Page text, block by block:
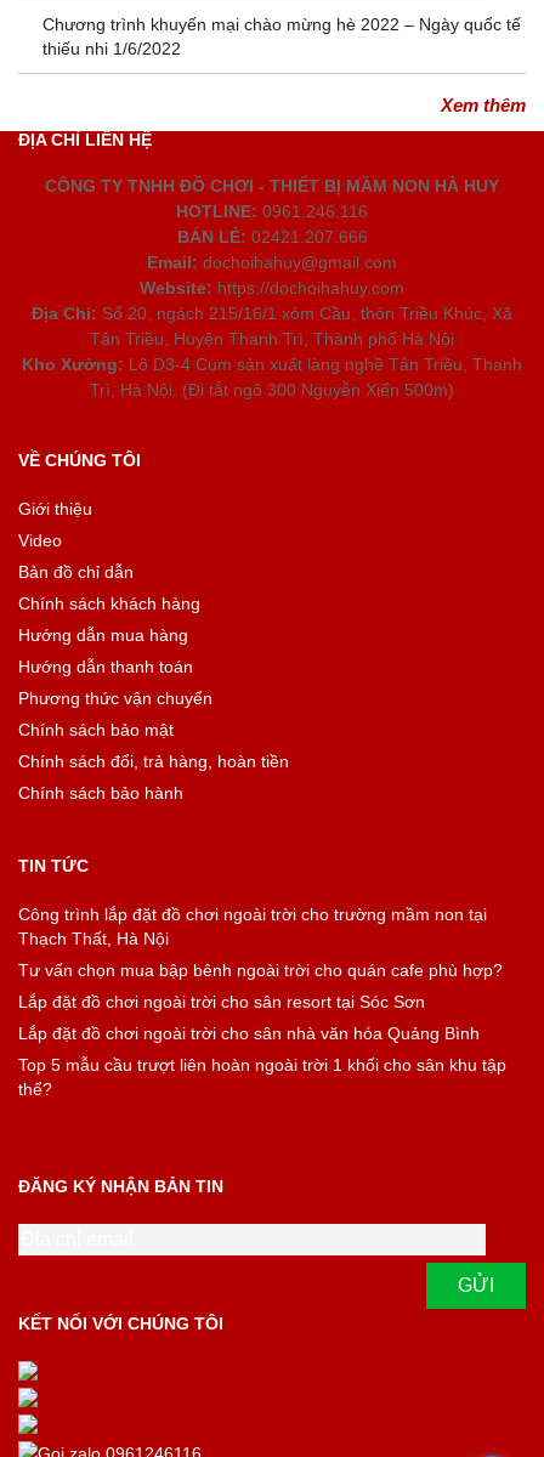
Chương trình khuyến mại chào mừng hè 2022 – Ngày quốc tế
thiếu nhi 1/6/2022
Xem thêm
ĐỊA CHỈ LIÊN HỆ
CÔNG TY TNHH ĐỒ CHƠI - THIẾT BỊ MẦM NON HÀ HUY
HOTLINE: 0961.246.116
BÁN LẺ: 02421.207.666
Email: dochoihahuy@gmail.com
Website: https://dochoihahuy.com
Địa Chỉ: Số 20, ngách 215/16/1 xóm Cầu, thôn Triều Khúc, Xã
Tân Triều, Huyện Thanh Trì, Thành phố Hà Nội
Kho Xưởng: Lô D3-4 Cụm sản xuất làng nghề Tân Triều, Thanh
Trì, Hà Nội. (Đi tắt ngõ 300 Nguyễn Xiển 500m)
VỀ CHÚNG TÔI
Giới thiệu
Video
Bản đồ chỉ dẫn
Chính sách khách hàng
Hướng dẫn mua hàng
Hướng dẫn thanh toán
Phương thức vận chuyển
Chính sách bảo mật
Chính sách đổi, trả hàng, hoàn tiền
Chính sách bảo hành
TIN TỨC
Công trình lắp đặt đồ chơi ngoài trời cho trường mầm non tại
Thạch Thất, Hà Nội
Tư vấn chọn mua bập bênh ngoài trời cho quán cafe phù hợp?
Lắp đặt đồ chơi ngoài trời cho sân resort tại Sóc Sơn
Lắp đặt đồ chơi ngoài trời cho sân nhà văn hóa Quảng Bình
Top 5 mẫu cầu trượt liên hoàn ngoài trời 1 khối cho sân khu tập
thể?
ĐĂNG KÝ NHẬN BẢN TIN
KẾT NỐI VỚI CHÚNG TÔI